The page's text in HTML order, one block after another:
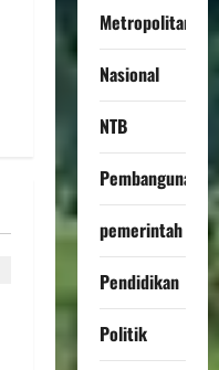
Metropolitan
Nasional
NTB
Pembangunan
pemerintah
Pendidikan
Politik